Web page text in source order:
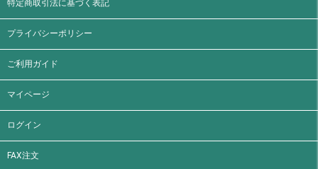
特定商取引法に基づく表記
プライバシーポリシー
ご利用ガイド
マイページ
ログイン
FAX注文